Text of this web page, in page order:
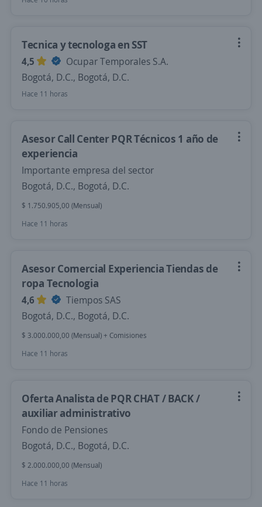
Tecnica y tecnologa en SST
4,5
Ocupar Temporales S.A.
Bogotá, D.C., Bogotá, D.C.
Hace 11 horas
Asesor Call Center PQR Técnicos 1 año de
experiencia
Importante empresa del sector
Bogotá, D.C., Bogotá, D.C.
$ 1.750.905,00 (Mensual)
Hace 11 horas
Asesor Comercial Experiencia Tiendas de
ropa Tecnologia
4,6
Tiempos SAS
Bogotá, D.C., Bogotá, D.C.
$ 3.000.000,00 (Mensual) + Comisiones
Hace 11 horas
Oferta Analista de PQR CHAT / BACK /
auxiliar administrativo
Fondo de Pensiones
Bogotá, D.C., Bogotá, D.C.
$ 2.000.000,00 (Mensual)
Hace 11 horas